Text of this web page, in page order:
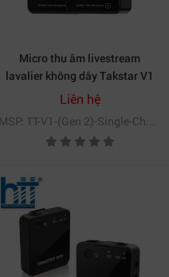
Micro thu âm livestream
lavalier không dây Takstar V1
(Gen 2) kênh đơn
Liên hệ
MSP: TT-V1-(Gen 2)-Single-Channel